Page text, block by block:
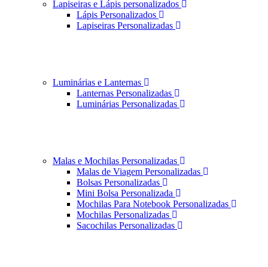
Lapiseiras e Lápis personalizados
Lápis Personalizados
Lapiseiras Personalizadas
Luminárias e Lanternas
Lanternas Personalizadas
Luminárias Personalizadas
Malas e Mochilas Personalizadas
Malas de Viagem Personalizadas
Bolsas Personalizadas
Mini Bolsa Personalizada
Mochilas Para Notebook Personalizadas
Mochilas Personalizadas
Sacochilas Personalizadas